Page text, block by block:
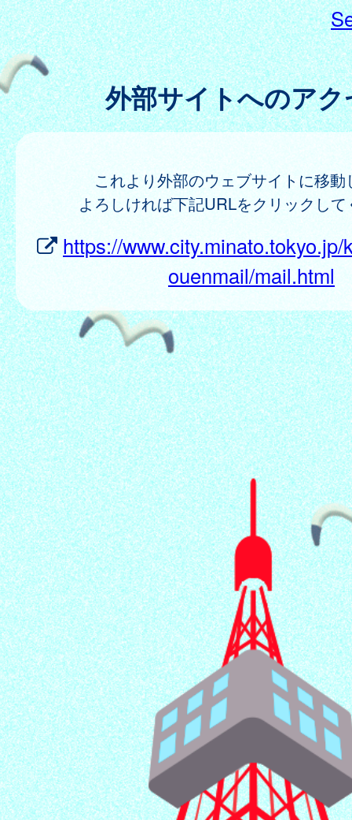
外部サイトへのア
これより外部のウェブサイトに移動
よろしければ下記URLをクリックし
https://
ouenmail/mail.html